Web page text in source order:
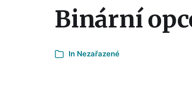
Binární
In Nezařazené